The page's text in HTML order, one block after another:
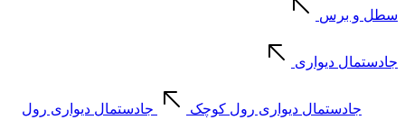
سطل و برس
جادستمال دیواری
جادستمال دیواری رول کوچک جادستمال دیواری رول